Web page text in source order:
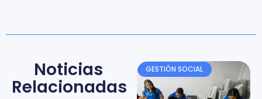
Noticias
Relacionadas
GESTIÓN SOCIAL